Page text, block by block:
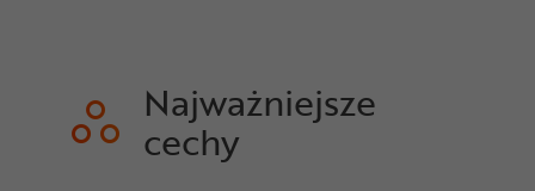
Najważniejsze
cechy